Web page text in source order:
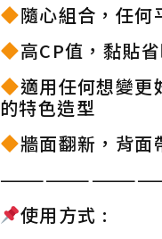
隨心組合，任何
高CP值，黏貼
適用任何想變更
的特色造型
牆面翻新，背面
使用方式 :